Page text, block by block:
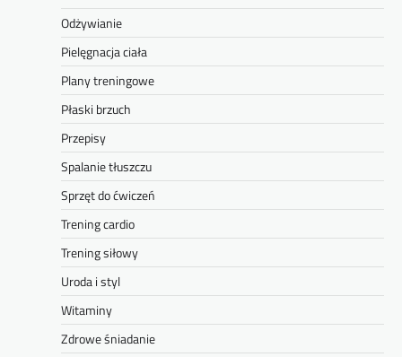
Odżywianie
Pielęgnacja ciała
Plany treningowe
Płaski brzuch
Przepisy
Spalanie tłuszczu
Sprzęt do ćwiczeń
Trening cardio
Trening siłowy
Uroda i styl
Witaminy
Zdrowe śniadanie